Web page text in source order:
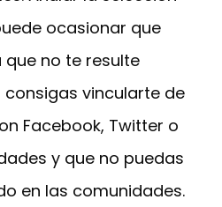
ocasionar que
no te resulte
vincularte de
Facebook, Twitter o
y que no puedas
en las comunidades.